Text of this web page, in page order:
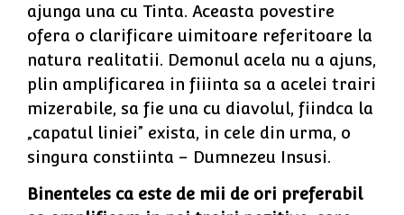
ajunga una cu Tinta. Aceasta povestire
ofera o clarificare uimitoare referitoare la
natura realitatii. Demonul acela nu a ajuns,
plin amplificarea in fiiinta sa a acelei trairi
mizerabile, sa fie una cu diavolul, fiindca la
„capatul liniei” exista, in cele din urma, o
singura constiinta – Dumnezeu Insusi.
Binenteles ca este de mii de ori preferabil